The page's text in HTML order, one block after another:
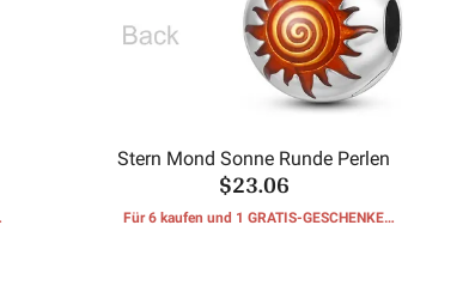
Stern Mond Sonne Runde Perlen
$23.06
Für 6 kaufen und 1 GRATIS-GESCHENKE